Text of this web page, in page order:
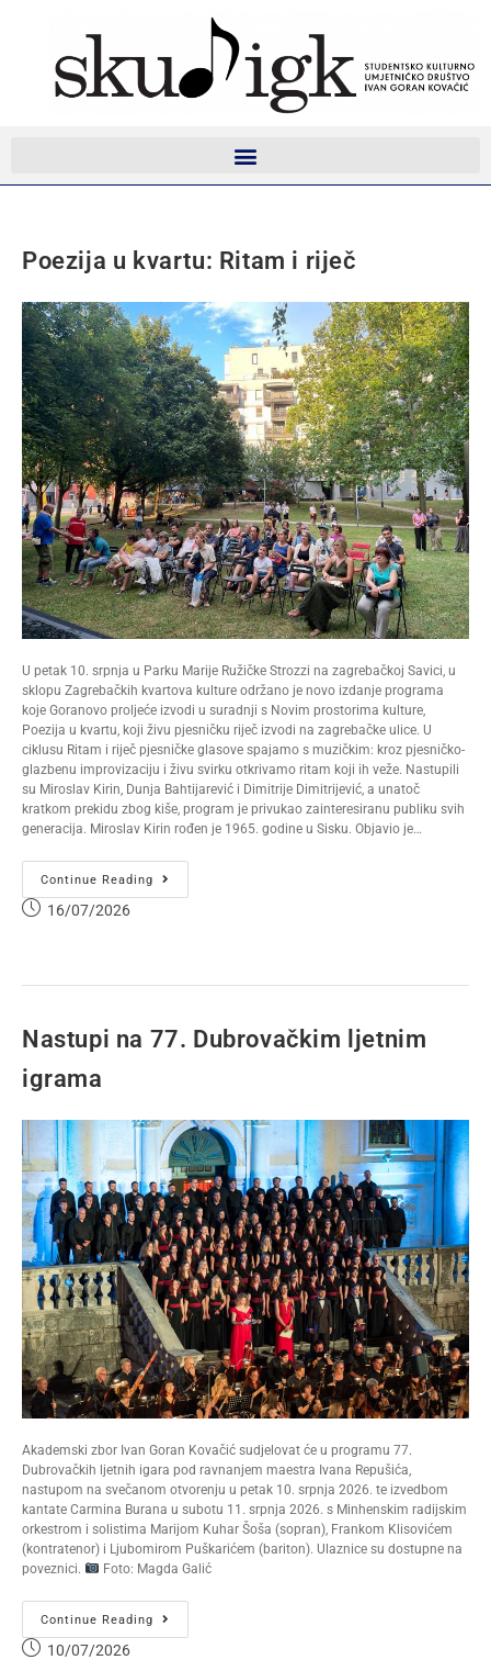
Poezija u kvartu: Ritam i riječ
U petak 10. srpnja u Parku Marije Ružičke Strozzi na zagrebačkoj Savici, u
sklopu Zagrebačkih kvartova kulture održano je novo izdanje programa
koje Goranovo proljeće izvodi u suradnji s Novim prostorima kulture,
Poezija u kvartu, koji živu pjesničku riječ izvodi na zagrebačke ulice. U
ciklusu Ritam i riječ pjesničke glasove spajamo s muzičkim: kroz pjesničko-
glazbenu improvizaciju i živu svirku otkrivamo ritam koji ih veže. Nastupili
su Miroslav Kirin, Dunja Bahtijarević i Dimitrije Dimitrijević, a unatoč
kratkom prekidu zbog kiše, program je privukao zainteresiranu publiku svih
generacija. Miroslav Kirin rođen je 1965. godine u Sisku. Objavio je…
Continue Reading
16/07/2026
Nastupi na 77. Dubrovačkim ljetnim
igrama
Akademski zbor Ivan Goran Kovačić sudjelovat će u programu 77.
Dubrovačkih ljetnih igara pod ravnanjem maestra Ivana Repušića,
nastupom na svečanom otvorenju u petak 10. srpnja 2026. te izvedbom
kantate Carmina Burana u subotu 11. srpnja 2026. s Minhenskim radijskim
orkestrom i solistima Marijom Kuhar Šoša (sopran), Frankom Klisovićem
(kontratenor) i Ljubomirom Puškarićem (bariton). Ulaznice su dostupne na
poveznici.
Foto: Magda Galić
Continue Reading
10/07/2026